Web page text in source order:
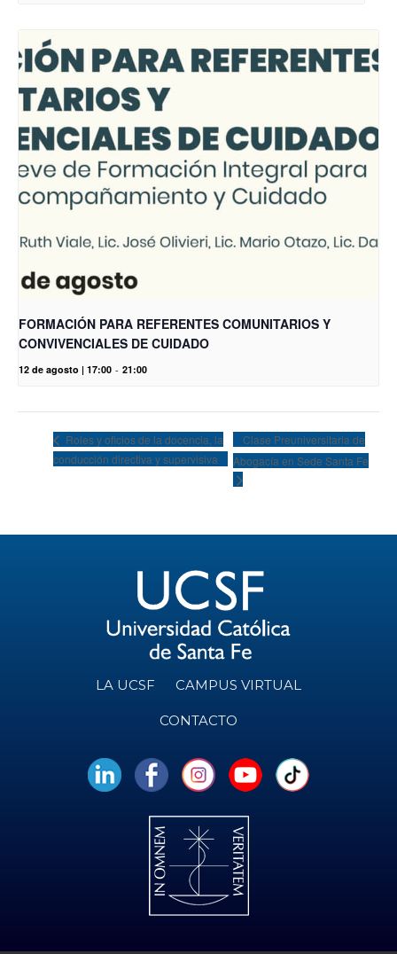
FORMACIÓN PARA REFERENTES COMUNITARIOS Y
CONVIVENCIALES DE CUIDADO
12 de agosto | 17:00 - 21:00
Roles y oficios de la docencia, la
conducción directiva y supervisiva
Clase Preuniversitaria de
Abogacía en Sede Santa Fe
LA UCSF CAMPUS VIRTUAL
CONTACTO